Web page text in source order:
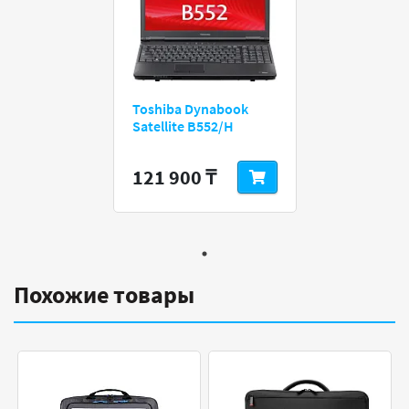
Toshiba Dynabook
Satellite B552/H
121 900 ₸
Похожие товары